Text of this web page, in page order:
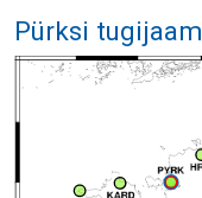
Pürksi tugijaam